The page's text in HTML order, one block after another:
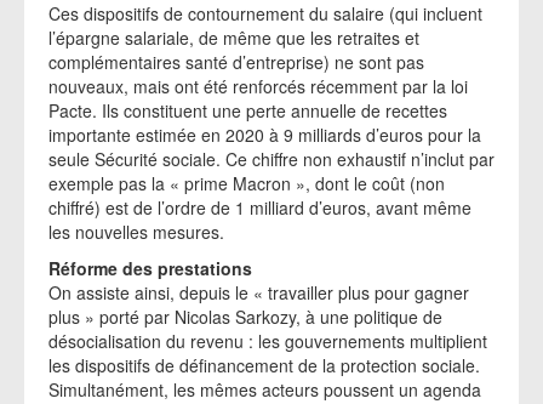
Ces dispositifs de contournement du salaire (qui incluent
l’épargne salariale, de même que les retraites et
complémentaires santé d’entreprise) ne sont pas
nouveaux, mais ont été renforcés récemment par la loi
Pacte. Ils constituent une perte annuelle de recettes
importante estimée en 2020 à 9 milliards d’euros pour la
seule Sécurité sociale. Ce chiffre non exhaustif n’inclut par
exemple pas la « prime Macron », dont le coût (non
chiffré) est de l’ordre de 1 milliard d’euros, avant même
les nouvelles mesures.
Réforme des prestations
On assiste ainsi, depuis le « travailler plus pour gagner
plus » porté par Nicolas Sarkozy, à une politique de
désocialisation du revenu : les gouvernements multiplient
les dispositifs de définancement de la protection sociale.
Simultanément, les mêmes acteurs poussent un agenda